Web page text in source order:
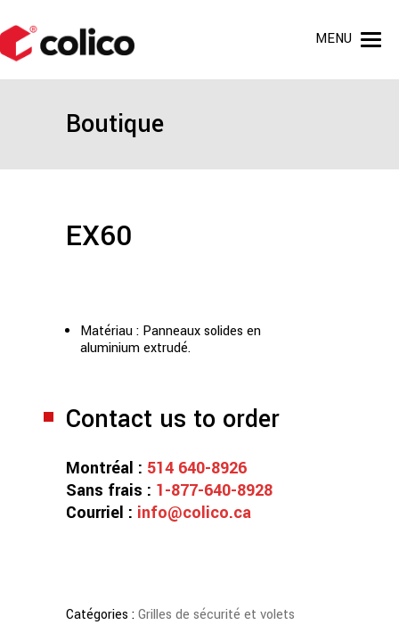
MENU
Boutique
EX60
Matériau : Panneaux solides en
aluminium extrudé.
Contact us to order
Montréal : 514 640-8926
Sans frais : 1-877-640-8928
Courriel : info@colico.ca
Catégories :Grilles de sécurité et volets